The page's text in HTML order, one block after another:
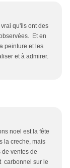
qu'ils ont des
Et en
peinture et les
et à admirer.
noel est la fête
la creche, mais
de ventes de
carbonnel sur le